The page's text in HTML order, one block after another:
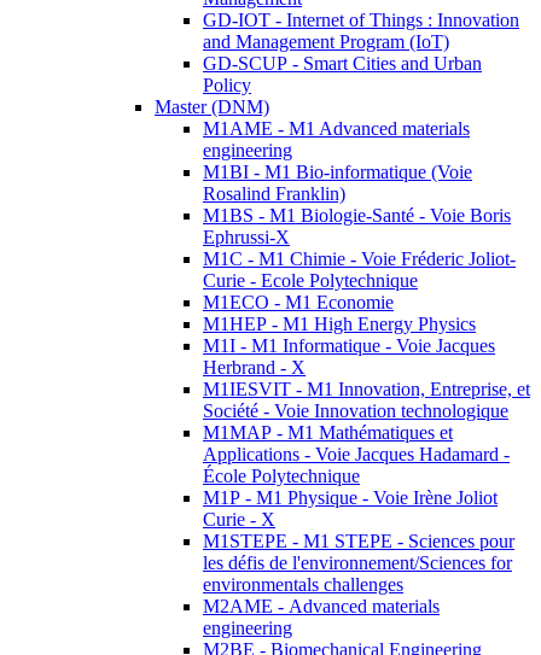
GD-IOT - Internet of Things : Innovation
and Management Program (IoT)
GD-SCUP - Smart Cities and Urban
Policy
Master (DNM)
M1AME - M1 Advanced materials
engineering
M1BI - M1 Bio-informatique (Voie
Rosalind Franklin)
M1BS - M1 Biologie-Santé - Voie Boris
Ephrussi-X
M1C - M1 Chimie - Voie Fréderic Joliot-
Curie - Ecole Polytechnique
M1ECO - M1 Economie
M1HEP - M1 High Energy Physics
M1I - M1 Informatique - Voie Jacques
Herbrand - X
M1IESVIT - M1 Innovation, Entreprise, et
Société - Voie Innovation technologique
M1MAP - M1 Mathématiques et
Applications - Voie Jacques Hadamard -
École Polytechnique
M1P - M1 Physique - Voie Irène Joliot
Curie - X
M1STEPE - M1 STEPE - Sciences pour
les défis de l'environnement/Sciences for
environmentals challenges
M2AME - Advanced materials
engineering
M2BE - Biomechanical Engineering